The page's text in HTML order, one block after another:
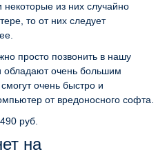
из них случайно
то от них следует
просто позвонить в нашу
очень большим
очень быстро и
от вредоносного софта.
руб.
на